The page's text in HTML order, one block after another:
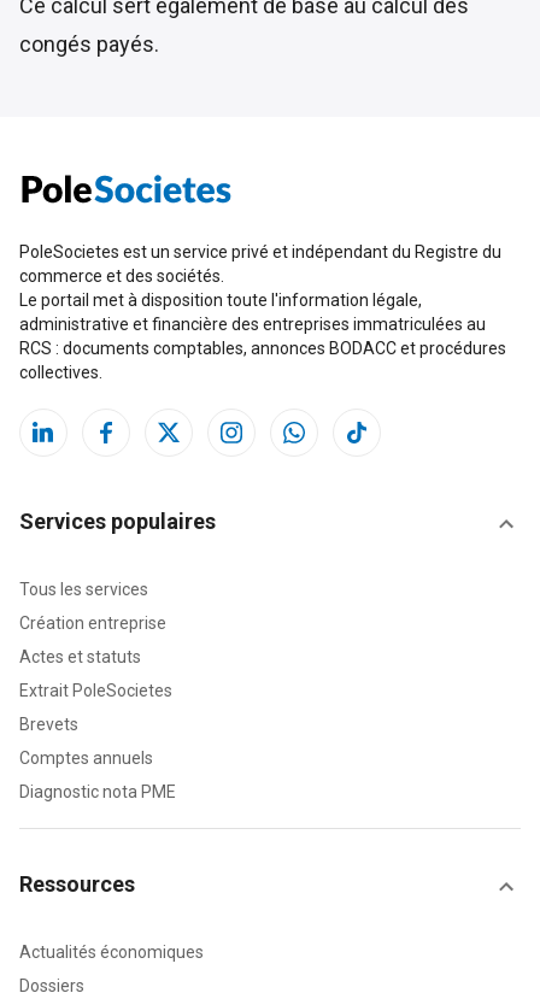
Ce calcul sert également de base au calcul des
congés payés.
PoleSocietes est un service privé et indépendant du Registre du
commerce et des sociétés.
Le portail met à disposition toute l'information légale,
administrative et financière des entreprises immatriculées au
RCS : documents comptables, annonces BODACC et procédures
collectives.
Services populaires
Tous les services
Création entreprise
Actes et statuts
Extrait PoleSocietes
Brevets
Comptes annuels
Diagnostic nota PME
Ressources
Actualités économiques
Dossiers